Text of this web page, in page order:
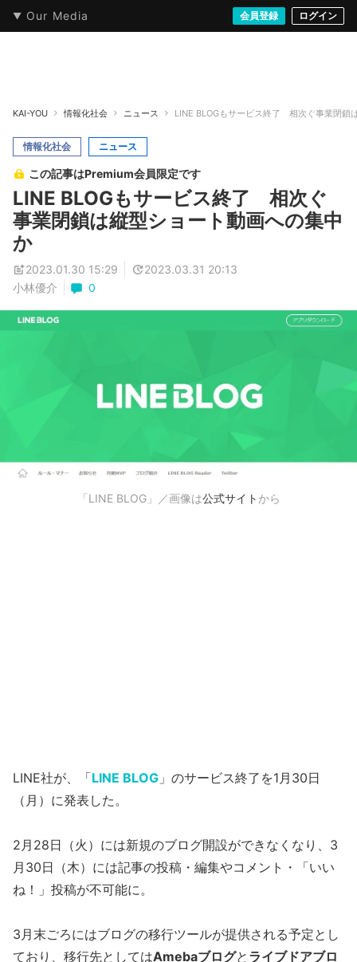
Our Media 会員登録 ログイン
本・文芸 情報化社会 音楽・映像 ゲームストリート
KAI-YOU 情報化社会 ニュース LINE BLOGもサービス終了 相次ぐ事業閉鎖
情報化社会 ニュース
この記事はPremium会員限定です
LINE BLOGもサービス終了 相次ぐ
事業閉鎖は縦型ショート動画への集中
か
2023.01.30 15:29
2023.03.31 20:13
小林優介
0
「LINE BLOG」／画像は公式サイトから
LINE社が、「LINE BLOG 」のサービス終了を1月30日
（月）に発表した。
2月28日（火）には新規のブログ開設ができなくなり、3
月30日（木）には記事の投稿・編集やコメント・「いい
ね！」投稿が不可能に。
3月末ごろにはブログの移行ツールが提供される予定とし
ており、移行先としてはAmebaブログと ライブドアブロ